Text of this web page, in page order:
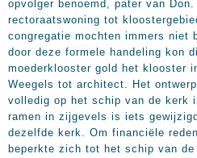
opvolger benoemd, pater van
rectoraatswoning tot
congregatie mochten immers niet
door deze formele handeling kon
moederklooster gold het klooster
Weegels tot architect. Het
volledig op het schip van de kerk
ramen in zijgevels is iets
dezelfde kerk. Om financiële
beperkte zich tot het schip van